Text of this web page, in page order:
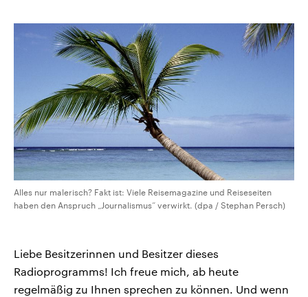
Audio-Archiv
Alles nur malerisch? Fakt ist: Viele Reisemagazine und Reiseseiten
haben den Anspruch „Journalismus“ verwirkt. (dpa / Stephan Persch)
Liebe Besitzerinnen und Besitzer dieses
Radioprogramms! Ich freue mich, ab heute
regelmäßig zu Ihnen sprechen zu können. Und wenn